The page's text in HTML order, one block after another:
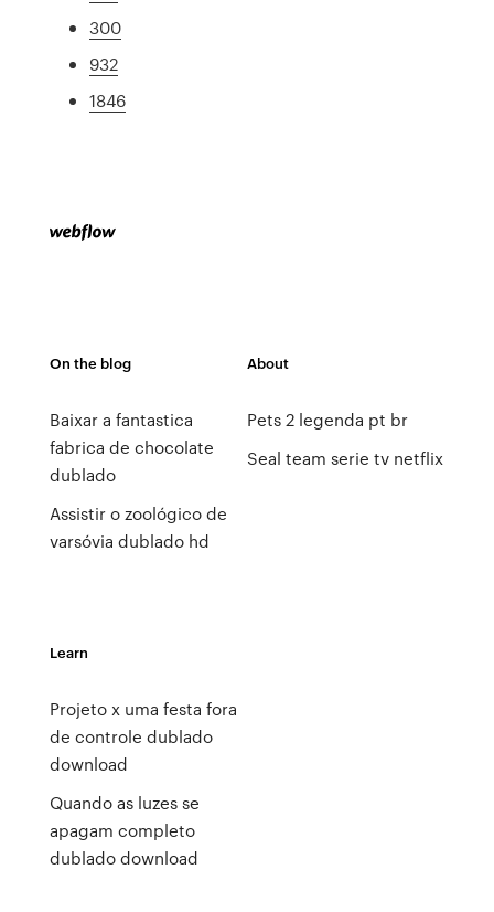
300
932
1846
On the blog
Baixar a fantastica
fabrica de chocolate
dublado
Assistir o zoológico de
varsóvia dublado hd
About
Pets 2 legenda pt br
Seal team serie tv netflix
Learn
Projeto x uma festa fora
de controle dublado
download
Quando as luzes se
apagam completo
dublado download